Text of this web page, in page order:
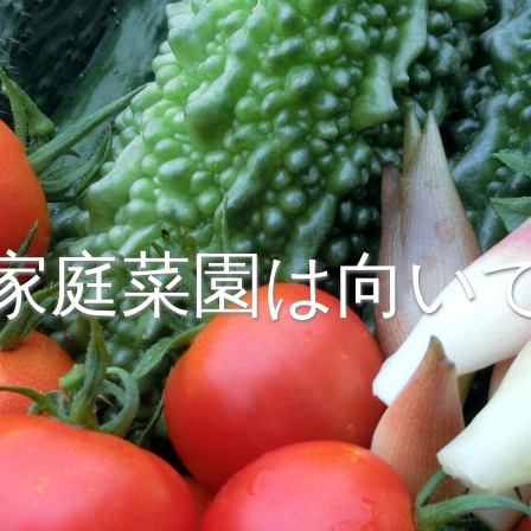
庭菜園は向い